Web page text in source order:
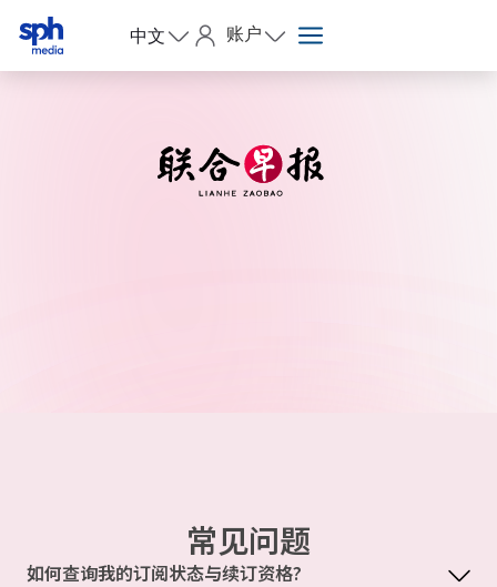
中文 账户
常见问题
如何查询我的订阅状态与续订资格?